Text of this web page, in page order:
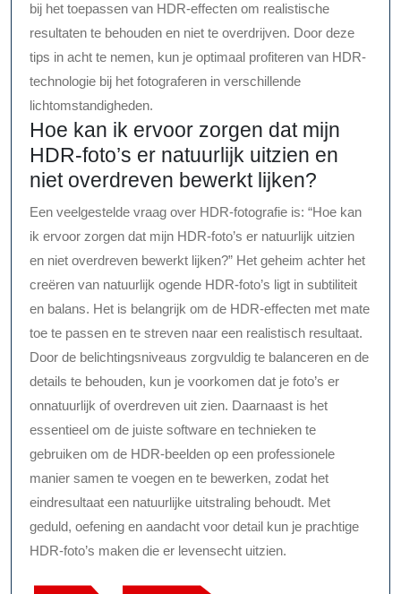
bij het toepassen van HDR-effecten om realistische
resultaten te behouden en niet te overdrijven. Door deze
tips in acht te nemen, kun je optimaal profiteren van HDR-
technologie bij het fotograferen in verschillende
lichtomstandigheden.
Hoe kan ik ervoor zorgen dat mijn
HDR-foto’s er natuurlijk uitzien en
niet overdreven bewerkt lijken?
Een veelgestelde vraag over HDR-fotografie is: “Hoe kan
ik ervoor zorgen dat mijn HDR-foto’s er natuurlijk uitzien
en niet overdreven bewerkt lijken?” Het geheim achter het
creëren van natuurlijk ogende HDR-foto’s ligt in subtiliteit
en balans. Het is belangrijk om de HDR-effecten met mate
toe te passen en te streven naar een realistisch resultaat.
Door de belichtingsniveaus zorgvuldig te balanceren en de
details te behouden, kun je voorkomen dat je foto’s er
onnatuurlijk of overdreven uit zien. Daarnaast is het
essentieel om de juiste software en technieken te
gebruiken om de HDR-beelden op een professionele
manier samen te voegen en te bewerken, zodat het
eindresultaat een natuurlijke uitstraling behoudt. Met
geduld, oefening en aandacht voor detail kun je prachtige
HDR-foto’s maken die er levensecht uitzien.